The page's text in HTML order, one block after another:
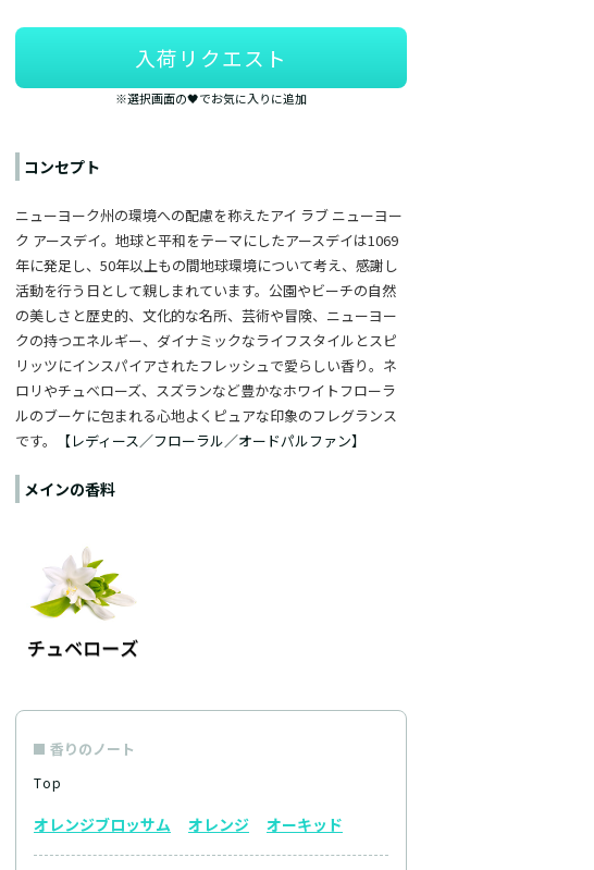
入荷リクエスト
※選択画面の🖤でお気に入りに追加
コンセプト
ニューヨーク州の環境への配慮を称えたアイ ラブ ニューヨー
ク アースデイ。地球と平和をテーマにしたアースデイは1069
年に発足し、50年以上もの間地球環境について考え、感謝し
活動を行う日として親しまれています。公園やビーチの自然
の美しさと歴史的、文化的な名所、芸術や冒険、ニューヨー
クの持つエネルギー、ダイナミックなライフスタイルとスピ
リッツにインスパイアされたフレッシュで愛らしい香り。ネ
ロリやチュベローズ、スズランなど豊かなホワイトフローラ
ルのブーケに包まれる心地よくピュアな印象のフレグランス
です。
【レディース／フローラル／オードパルファン】
メインの香料
香りのノート
Top
オレンジブロッサム オレンジ オーキッド